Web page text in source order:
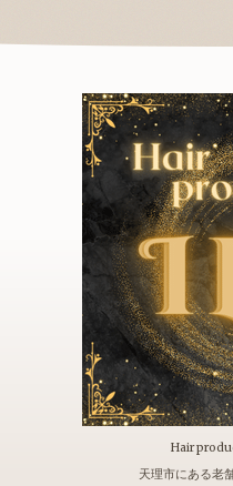
Hair
天理市にある老